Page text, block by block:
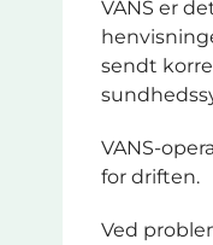
VANS er
sendt
VANS-
for driften.
Ved